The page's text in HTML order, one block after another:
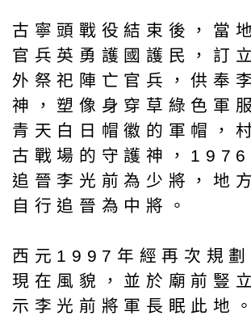
古寧頭戰役結束後，當
官兵英勇護國護民，訂
外祭祀陣亡官兵，供奉
神，塑像身穿草綠色軍
青天白日帽徽的軍帽，
古戰場的守護神，1976
追晉李光前為少將，地
自行追晉為中將。
西元1997年經再次規劃
現在風貌，並於廟前豎
示李光前將軍長眠此地。